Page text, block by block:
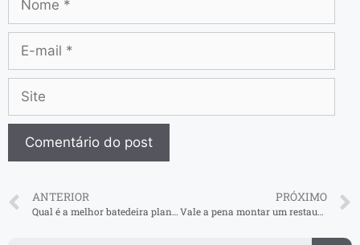
ANTERIOR
Qual é a melhor batedeira planetária? Confira 5 modelos imbatíveis!
PRÓXIMO
Vale a pena montar um restaurante vegetariano?